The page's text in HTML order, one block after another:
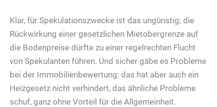
Klar, für Spekulationszwecke ist das ungünstig; die
Rückwirkung einer gesetzlichen Mietobergrenze auf
die Bodenpreise dürfte zu einer regelrechten Flucht
von Spekulanten führen. Und sicher gäbe es Probleme
bei der Immobilienbewertung; das hat aber auch ein
Heizgesetz nicht verhindert, das ähnliche Probleme
schuf, ganz ohne Vorteil für die Allgemeinheit.